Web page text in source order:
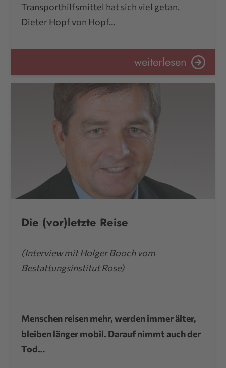
Transporthilfsmittel hat sich viel getan.
Dieter Hopf von Hopf…
weiterlesen
Die (vor)letzte Reise
(Interview mit Holger Booch vom
Bestattungsinstitut Rose)
Menschen reisen mehr, werden immer älter,
bleiben länger mobil. Darauf nimmt auch der
Tod…